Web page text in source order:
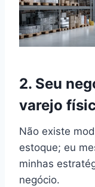
2. Seu
varejo
Não existe
estoque; eu
minhas
negócio.